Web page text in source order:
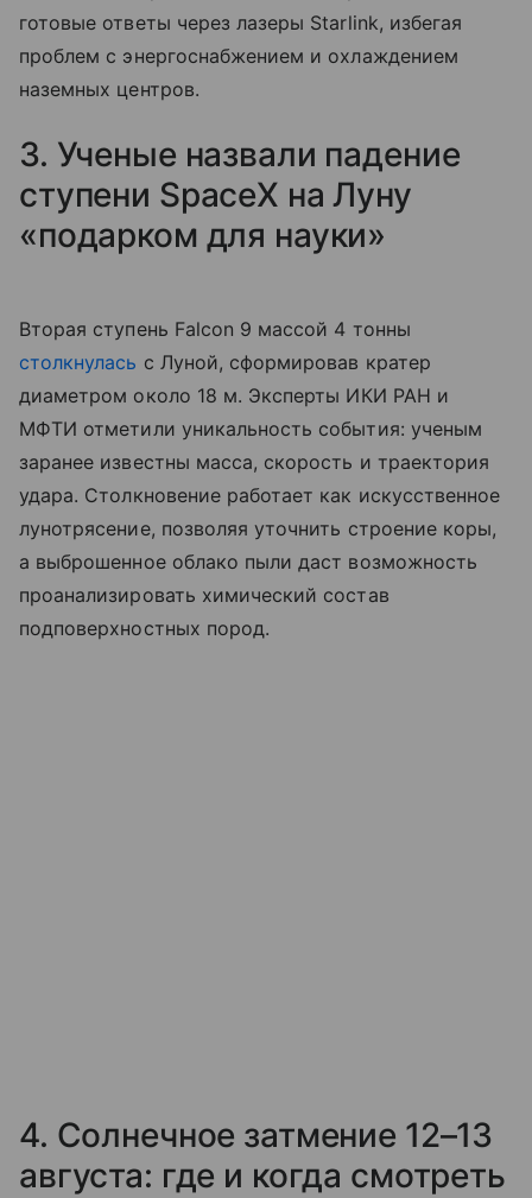
готовые ответы через лазеры Starlink, избегая
проблем с энергоснабжением и охлаждением
наземных центров.
3. Ученые назвали падение
ступени SpaceX на Луну
«подарком для науки»
Вторая ступень Falcon 9 массой 4 тонны
столкнулась с Луной, сформировав кратер
диаметром около 18 м. Эксперты ИКИ РАН и
МФТИ отметили уникальность события: ученым
заранее известны масса, скорость и траектория
удара. Столкновение работает как искусственное
лунотрясение, позволяя уточнить строение коры,
а выброшенное облако пыли даст возможность
проанализировать химический состав
подповерхностных пород.
4. Солнечное затмение 12–13
августа: где и когда смотреть